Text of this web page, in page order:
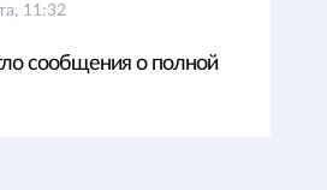
11:32
сообщения о полной